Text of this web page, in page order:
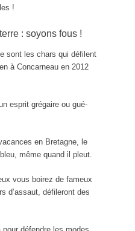
!
: soyons fous !
sont les chars qui défilent
à Concarneau en 2012
esprit grégaire ou gué-
en Bretagne, le
même quand il pleut.
vous boirez de fameux
d’assaut, défileront des